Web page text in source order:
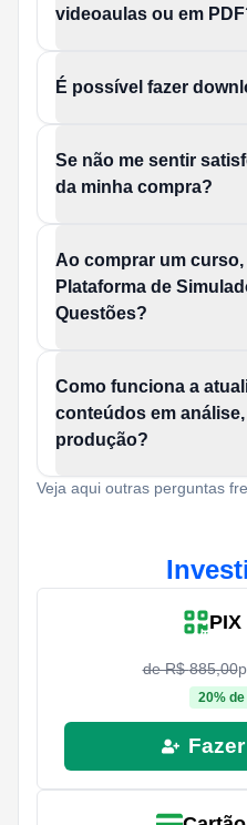
videoaulas ou em
É possível fazer
Se não me sentir
da minha compra?
Ao comprar um
Plataforma de
Questões?
Como funciona a
conteúdos em
produção?
Veja aqui outras perguntas
de R$885,00
20%